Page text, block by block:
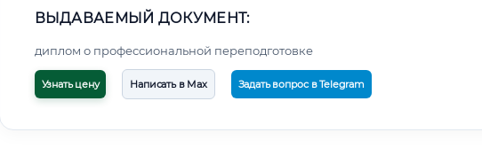
ВЫДАВАЕМЫЙ ДОКУМЕНТ:
диплом о профессиональной переподготовке
Узнать цену Написать в Max Задать вопрос в Telegram